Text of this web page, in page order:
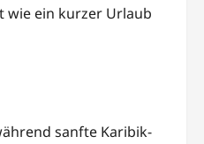
wie ein kurzer Urlaub
sanfte Karibik-